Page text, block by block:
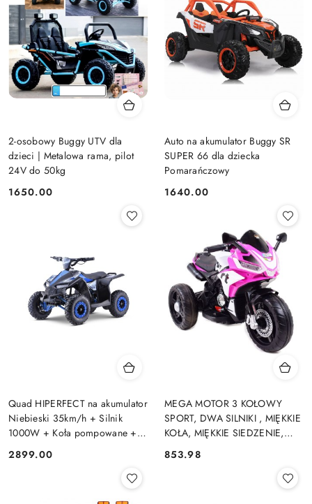
2-osobowy Buggy UTV dla
dzieci | Metalowa rama, pilot
24V do 50kg
Cena:
1650.00
Auto na akumulator Buggy SR
SUPER 66 dla dziecka
Pomarańczowy
Cena:
1640.00
Quad HIPERFECT na akumulator
Niebieski 35km/h + Silnik
1000W + Koła pompowane +
Regulacja siedzenia
Cena:
2899.00
MEGA MOTOR 3 KOŁOWY
SPORT, DWA SILNIKI , MIĘKKIE
KOŁA, MIĘKKIE SIEDZENIE,
GAZ W MANETCE/FB6886
Cena:
853.98